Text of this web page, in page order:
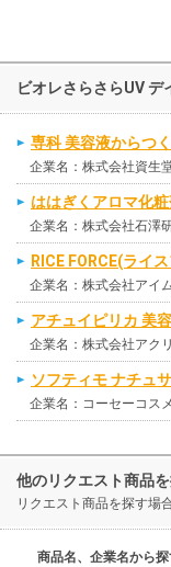
ビオレさらさらUV
専科 美容液からつ
企業名：株式会社資生
ははぎくアロマ化
企業名：株式会社石澤
RICE FORCE(ライ
企業名：株式会社アイ
アチュイピリカ 美
企業名：株式会社アク
ソフティモ ナチュ
企業名：コーセーコス
他のリクエスト商品
リクエスト商品を探す場
商品名、企業名から